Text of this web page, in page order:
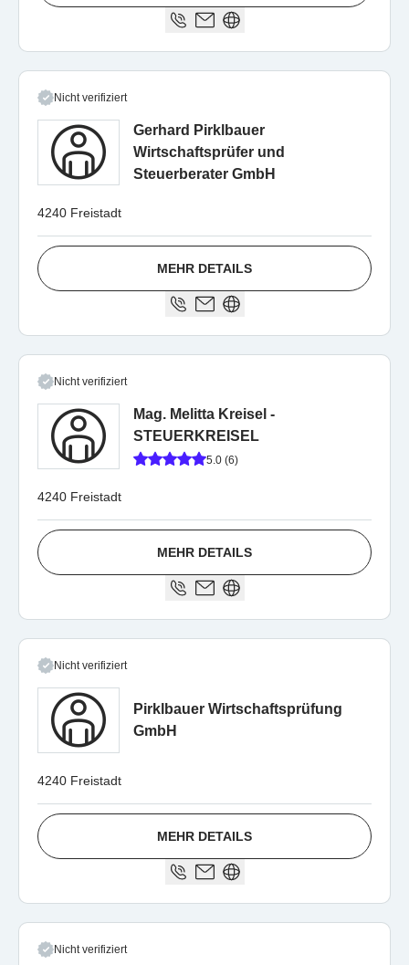
Nicht verifiziert
Gerhard Pirklbauer
Wirtschaftsprüfer und
Steuerberater GmbH
4240 Freistadt
MEHR DETAILS
Nicht verifiziert
Mag. Melitta Kreisel -
STEUERKREISEL
5.0 (6)
4240 Freistadt
MEHR DETAILS
Nicht verifiziert
Pirklbauer Wirtschaftsprüfung
GmbH
4240 Freistadt
MEHR DETAILS
Nicht verifiziert